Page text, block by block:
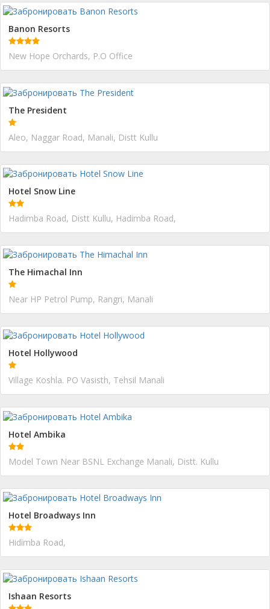
Banon Resorts
New Hope Orchards, P.O Office
The President
Aleo, Naggar Road, Manali, Distt Kullu
Hotel Snow Line
Hadimba Road, Distt Kullu, Hadimba Road,
The Himachal Inn
Near HP Petrol Pump, Rangri, Manali
Hotel Hollywood
Village Koshla. PO Vasisth, Tehsil Manali
Hotel Ambika
Model Town Near BSNL Exchange Manali, Distt. Kullu
Hotel Broadways Inn
Hidimba Road,
Ishaan Resorts